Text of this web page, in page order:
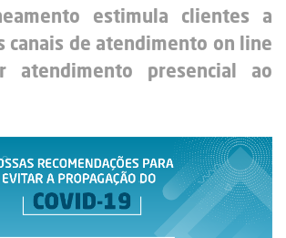
estimula clientes a
canais de atendimento on line
atendimento presencial ao